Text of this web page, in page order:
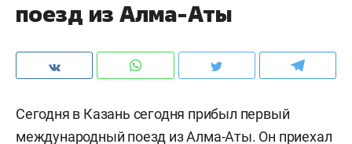
поезд из Алма-Аты
Сегодня в Казань сегодня прибыл первый
международный поезд из Алма-Аты. Он приехал